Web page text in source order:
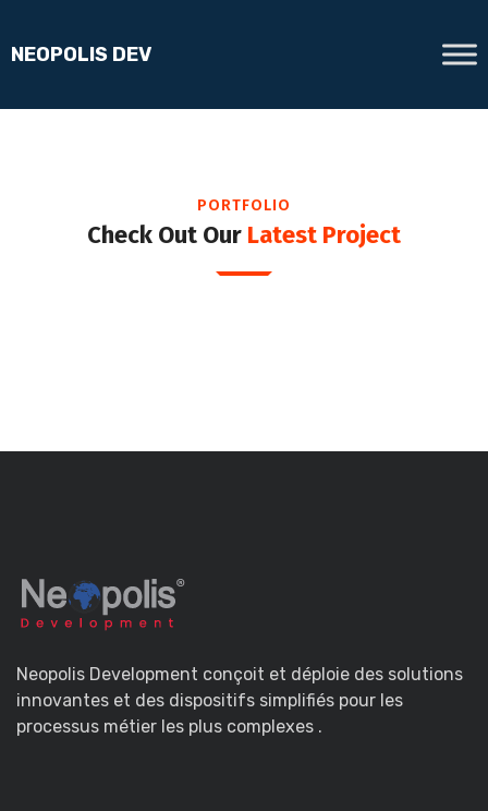
PORTFOLIO
Check Out Our Latest Project
Neopolis Development conçoit et déploie des solutions
innovantes et des dispositifs simplifiés pour les
processus métier les plus complexes .